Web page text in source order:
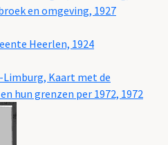
en omgeving, 1927
Heerlen, 1924
Limburg, Kaart met de
hun grenzen per 1972, 1972